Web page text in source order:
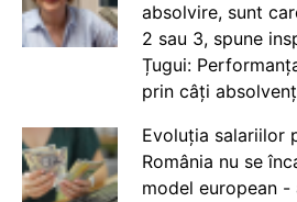
absolvire, sunt
2 sau 3, spune
Țugui:
prin câți
Evoluția salariilor
România nu se
model european -